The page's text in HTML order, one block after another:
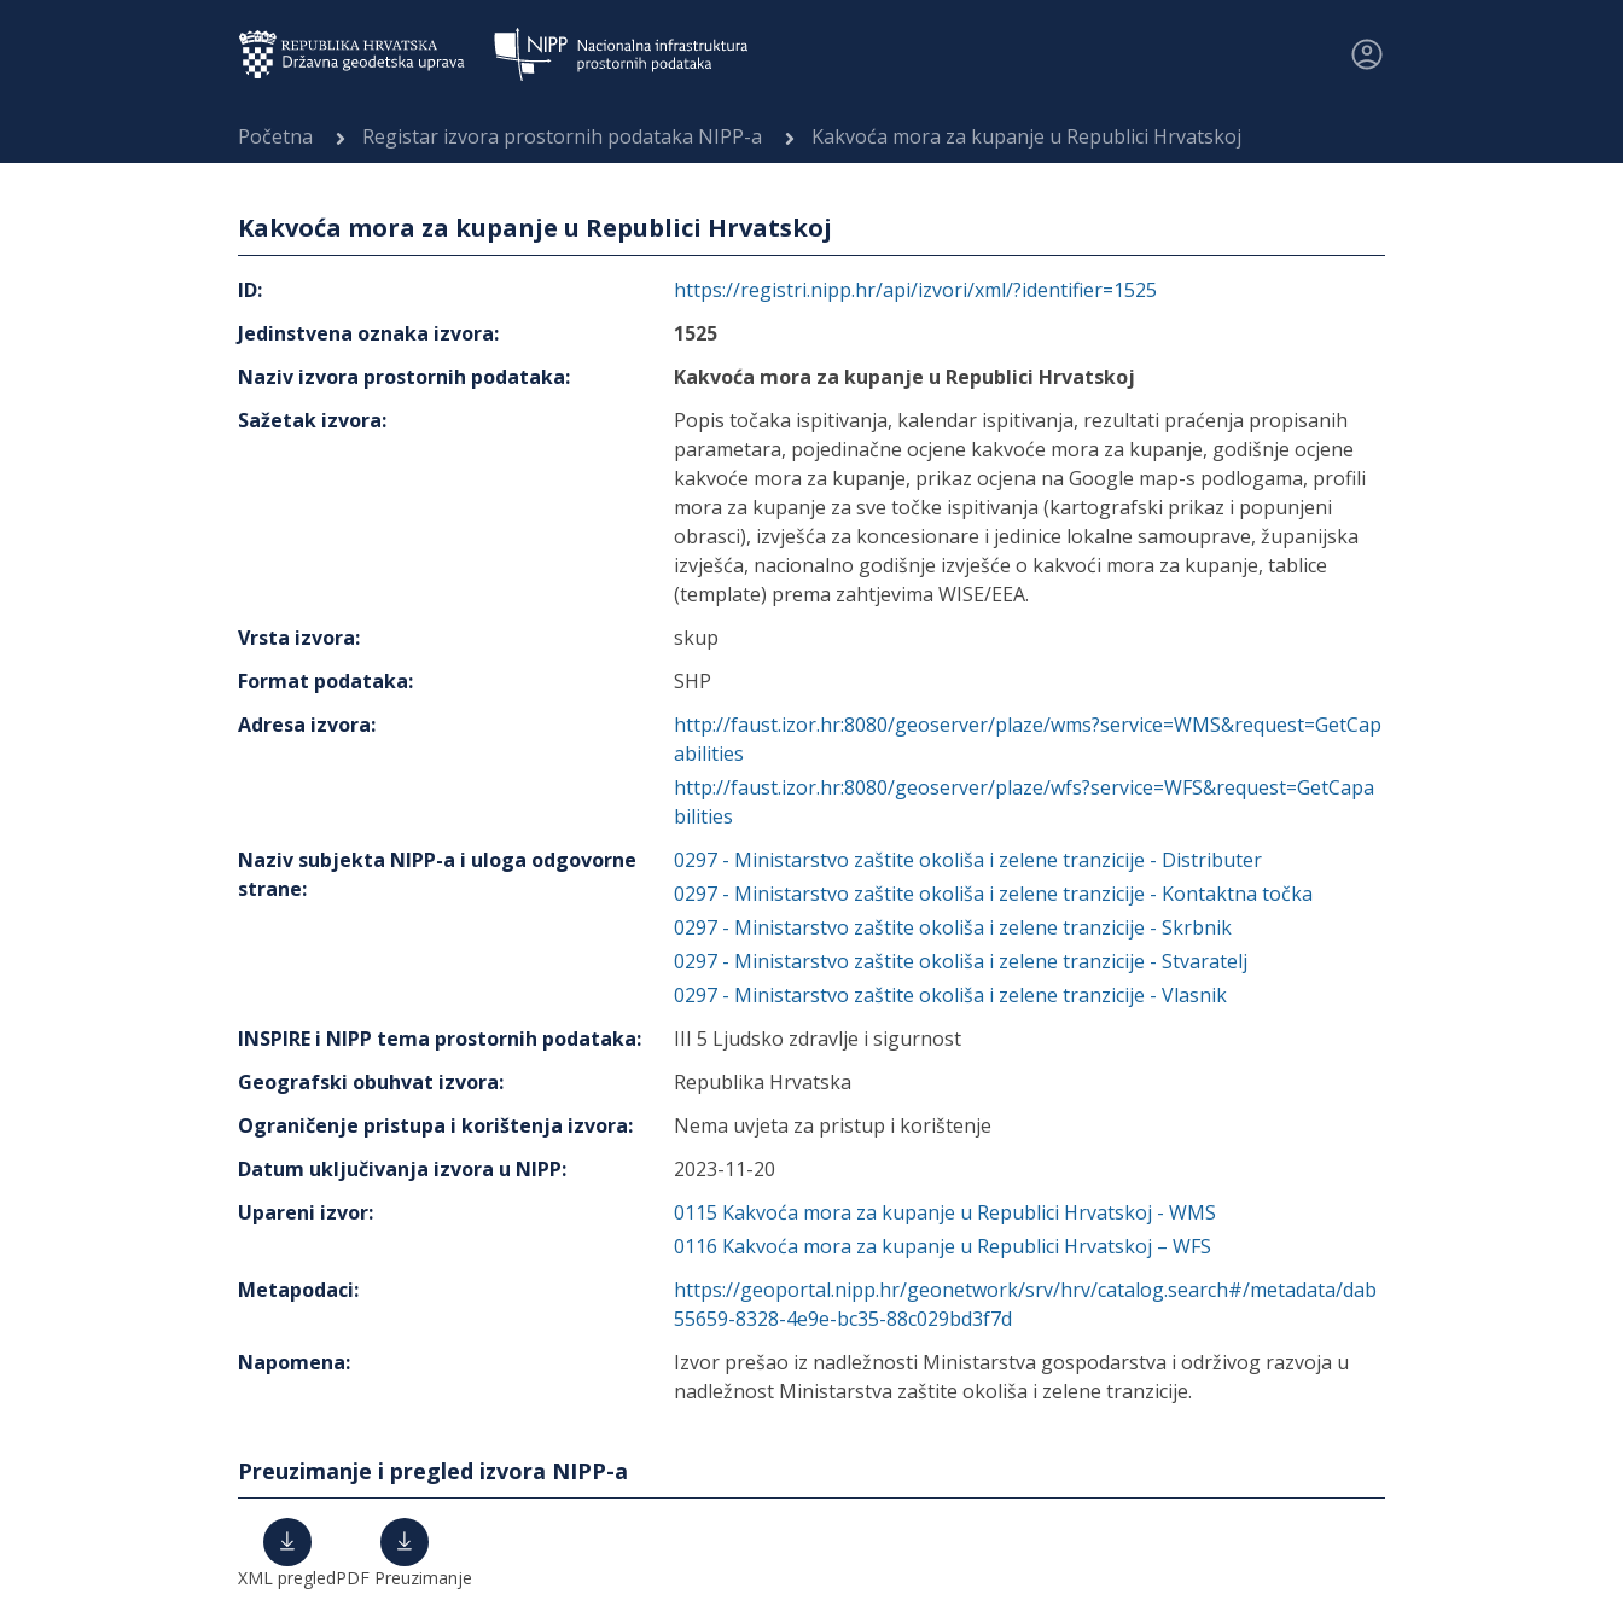
Početna Registar izvora prostornih podataka NIPP-a Kakvoća mora za kupanje u Republici Hrvatskoj
Kakvoća mora za kupanje u Republici Hrvatskoj
ID:
https://registri.nipp.hr/api/izvori/xml/?identifier=1525
Jedinstvena oznaka izvora:
1525
Naziv izvora prostornih podataka:
Kakvoća mora za kupanje u Republici Hrvatskoj
Sažetak izvora:
Popis točaka ispitivanja, kalendar ispitivanja, rezultati praćenja propisanih
parametara, pojedinačne ocjene kakvoće mora za kupanje, godišnje ocjene
kakvoće mora za kupanje, prikaz ocjena na Google map-s podlogama, profili
mora za kupanje za sve točke ispitivanja (kartografski prikaz i popunjeni
obrasci), izvješća za koncesionare i jedinice lokalne samouprave, županijska
izvješća, nacionalno godišnje izvješće o kakvoći mora za kupanje, tablice
(template) prema zahtjevima WISE/EEA.
Vrsta izvora:
skup
Format podataka:
SHP
Adresa izvora:
http://faust.izor.hr:8080/geoserver/plaze/wms?service=WMS&request=GetCap
abilities
http://faust.izor.hr:8080/geoserver/plaze/wfs?service=WFS&request=GetCapa
bilities
Naziv subjekta NIPP-a i uloga odgovorne
strane:
0297 - Ministarstvo zaštite okoliša i zelene tranzicije - Distributer
0297 - Ministarstvo zaštite okoliša i zelene tranzicije - Kontaktna točka
0297 - Ministarstvo zaštite okoliša i zelene tranzicije - Skrbnik
0297 - Ministarstvo zaštite okoliša i zelene tranzicije - Stvaratelj
0297 - Ministarstvo zaštite okoliša i zelene tranzicije - Vlasnik
INSPIRE i NIPP tema prostornih podataka:
III 5 Ljudsko zdravlje i sigurnost
Geografski obuhvat izvora:
Republika Hrvatska
Ograničenje pristupa i korištenja izvora:
Nema uvjeta za pristup i korištenje
Datum uključivanja izvora u NIPP:
2023-11-20
Upareni izvor: 0115 Kakvoća mora za kupanje u Republici Hrvatskoj - WMS
0116 Kakvoća mora za kupanje u Republici Hrvatskoj – WFS
Metapodaci:
https://geoportal.nipp.hr/geonetwork/srv/hrv/catalog.search#/metadata/dab
55659-8328-4e9e-bc35-88c029bd3f7d
Napomena:
Izvor prešao iz nadležnosti Ministarstva gospodarstva i održivog razvoja u
nadležnost Ministarstva zaštite okoliša i zelene tranzicije.
Preuzimanje i pregled izvora NIPP-a
XML pregledPDF Preuzimanje